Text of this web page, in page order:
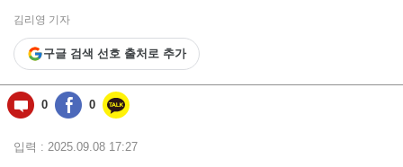
동)
김리영 기자
구글 검색 선호 출처로 추가
0 0
입력 : 2025.09.08 17:27